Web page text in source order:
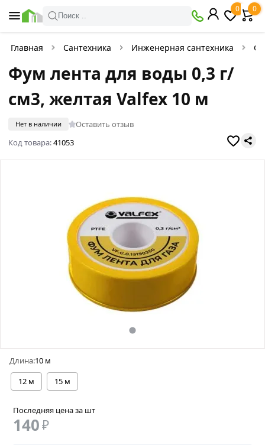
Поиск ..
0 0
Главная Сантехника Инженерная сантехника
Фум лента для воды 0,3 г/
см3, желтая Valfex 10 м
Нет в наличии
Оставить отзыв
Код товара:41053
Длина:10 м
12 м
15 м
Последняя цена за шт
140₽